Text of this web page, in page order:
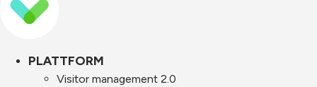
PLATTFORM
Visitor management 2.0